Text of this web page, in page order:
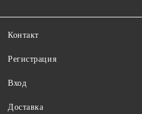
Контакт
Регистрация
Вход
Доставка